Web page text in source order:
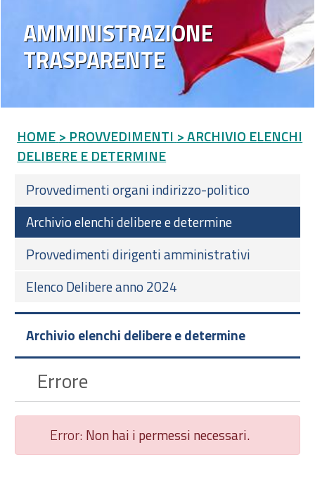
AMMINISTRAZIONE
TRASPARENTE
HOME > PROVVEDIMENTI > ARCHIVIO ELENCHI
DELIBERE E DETERMINE
Provvedimenti organi indirizzo-politico
Archivio elenchi delibere e determine
Provvedimenti dirigenti amministrativi
Elenco Delibere anno 2024
Archivio elenchi delibere e determine
Errore
Error: Non hai i permessi necessari.